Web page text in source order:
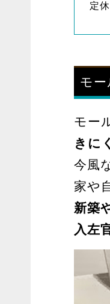
定
モ
モー
きに
今風
家や
新築
入左